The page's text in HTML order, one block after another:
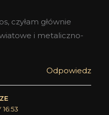
czyłam głównie
i metaliczno-
Odpowiedz